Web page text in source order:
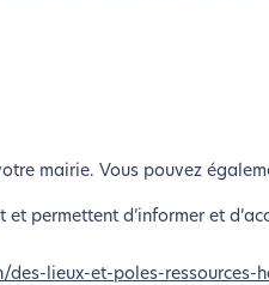
mairie. Vous pouvez
permettent d’informer et
lieux-et-poles-ressources-